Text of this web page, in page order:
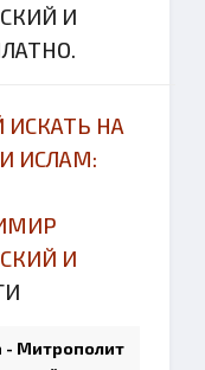
И
ИСКАТЬ НА
ИСЛАМ:
И
- Митрополит